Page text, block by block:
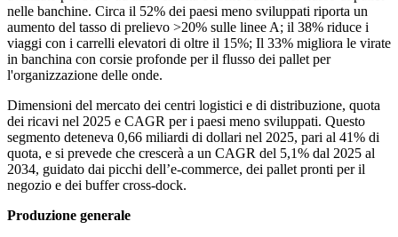
nelle banchine. Circa il 52% dei paesi meno sviluppati riporta un
aumento del tasso di prelievo >20% sulle linee A; il 38% riduce i
viaggi con i carrelli elevatori di oltre il 15%; Il 33% migliora le virate
in banchina con corsie profonde per il flusso dei pallet per
l'organizzazione delle onde.
Dimensioni del mercato dei centri logistici e di distribuzione, quota
dei ricavi nel 2025 e CAGR per i paesi meno sviluppati. Questo
segmento deteneva 0,66 miliardi di dollari nel 2025, pari al 41% di
quota, e si prevede che crescerà a un CAGR del 5,1% dal 2025 al
2034, guidato dai picchi dell’e-commerce, dei pallet pronti per il
negozio e dei buffer cross-dock.
Produzione generale